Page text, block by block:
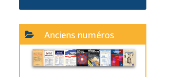
Anciens numéros